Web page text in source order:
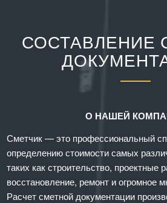
СОСТАВЛЕНИЕ
О НАШЕЙ
Сметчик — это профессиональный
определению стоимости самых
таких как строительство, проектные
восстановление, ремонт и огромное
Расчет сметной документации